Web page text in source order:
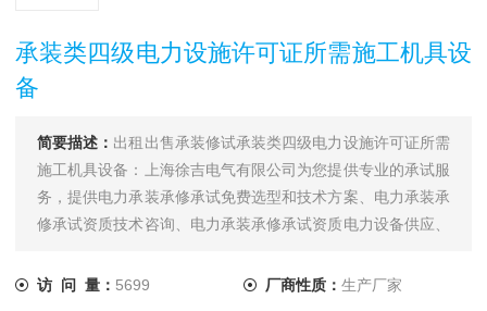
承装类四级电力设施许可证所需施工机具设
备
简要描述： 出租出售承装修试承装类四级电力设施许可证所需
施工机具设备：上海徐吉电气有限公司为您提供专业的承试服
务，提供电力承装承修承试免费选型和技术方案、电力承装承
修承试资质技术咨询、电力承装承修承试资质电力设备供应、
访 问 量： 5699 厂商性质： 生产厂家